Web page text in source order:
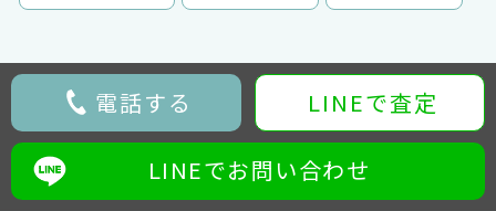
電話する LINEで査定
LINEでお問い合わせ